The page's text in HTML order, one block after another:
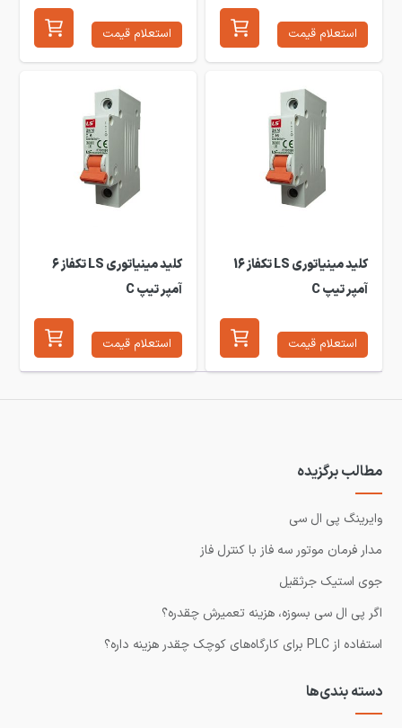
استعلام قیمت استعلام قیمت
کلید مینیاتوری LS تکفاز 16
آمپر تیپ C
استعلام قیمت
کلید مینیاتوری LS تکفاز 6
آمپر تیپ C
استعلام قیمت
مطالب برگزیده
وایرینگ پی ال سی
مدار فرمان موتور سه فاز با کنترل فاز
جوی استیک جرثقیل
اگر پی ال سی بسوزه، هزینه تعمیرش چقدره؟
استفاده از PLC برای کارگاه‌های کوچک چقدر هزینه داره؟
دسته بندی‌ها